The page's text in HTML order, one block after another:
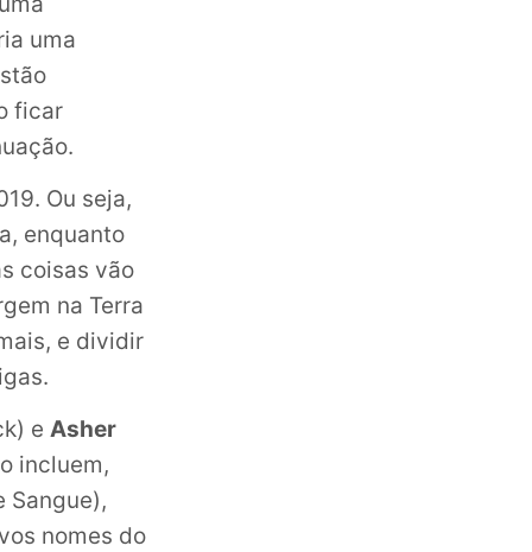
uma
ficar
Ou seja,
enquanto
coisas vão
na Terra
e dividir
e Asher
incluem,
Sangue),
nomes do